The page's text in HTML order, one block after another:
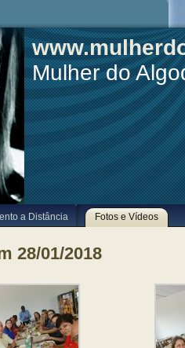
Mulher do
a Distância Fotos e Vídeos
28/01/2018